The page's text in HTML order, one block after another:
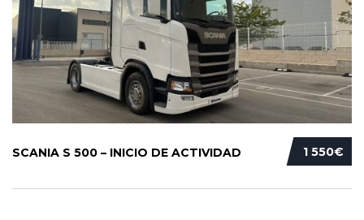
1 550€
SCANIA S 500 – INICIO DE ACTIVIDAD